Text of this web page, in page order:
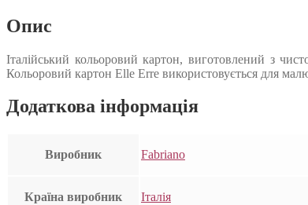
Опис
Італійський кольоровий картон, виготовлений з
Кольоровий картон Elle Erre використовується для
Додаткова інформація
Виробник Fabriano
Країна виробник Італія